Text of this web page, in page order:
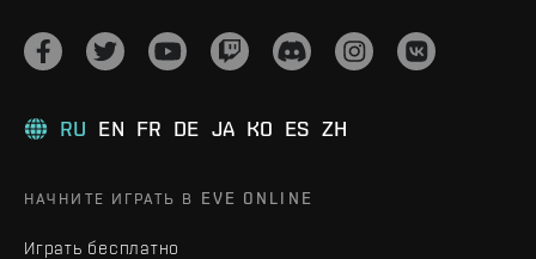
RU EN FR DE JA KO ES ZH
НАЧНИТЕ ИГРАТЬ В EVE ONLINE
Играть бесплатно